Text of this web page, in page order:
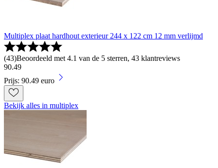
Multiplex plaat hardhout exterieur 244 x 122 cm 12 mm verlijmd
(43)Beoordeeld met 4.1 van de 5 sterren, 43 klantreviews
90.49
Prijs: 90.49 euro
Bekijk alles in multiplex